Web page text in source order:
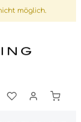
möglich.